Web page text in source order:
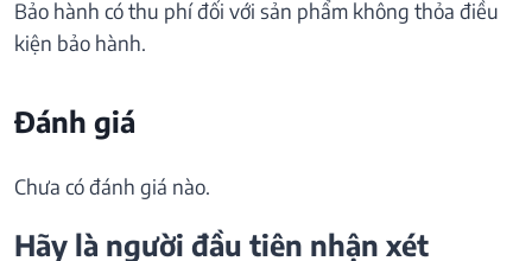
Bảo hành có thu phí đối với sản phẩm không thỏa điều
kiện bảo hành.
Đánh giá
Chưa có đánh giá nào.
Hãy là người đầu tiên nhận xét